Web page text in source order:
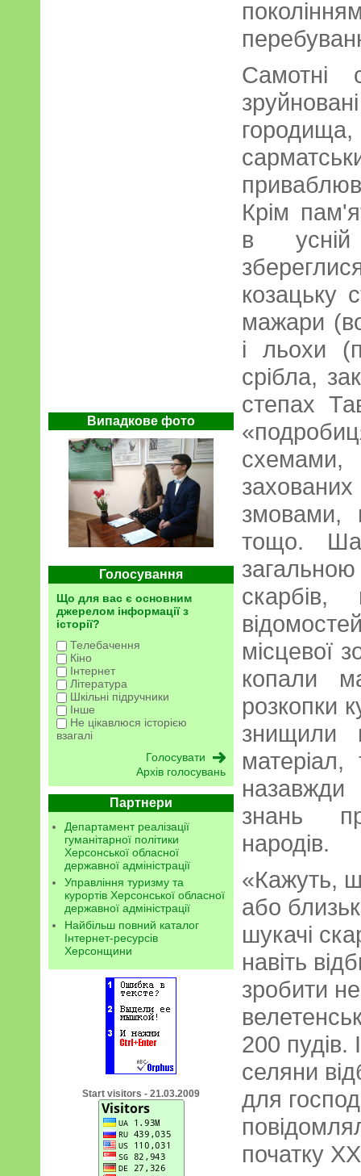
Випадкове фото
Голосування
Що для вас є основним
джерелом інформації з
історії?
Телебачення
Кіно
Інтернет
Література
Шкільні підручники
Інше
Не цікавлюся історією
взагалі
Архів голосувань
Партнери
Департамент реалізації
гуманітарної політики
Херсонської обласної
державної адміністрації
Управління туризму та
курортів Херсонської обласної
державної адміністрації
Найбільш повний каталог
Інтернет-ресурсів
Херсонщини
Start visitors - 21.03.2009
Самотні
Крім
в усній
козацьку
мажари
і льохи
срібла,
степах
змовами,
тощо.
скарбів,
місцевої
копали
розкопки
знищили
назавжди
знань
народів.
«Кажуть,
або
шукачі
навіть
зробити
200 пудів.
селяни
для
початку